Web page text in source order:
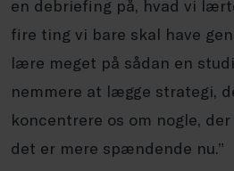
en debriefing på, hvad vi
fire ting vi bare skal have
lære meget på sådan en
nemmere at lægge strategi,
koncentrere os om nogle,
det er mere spændende nu.”